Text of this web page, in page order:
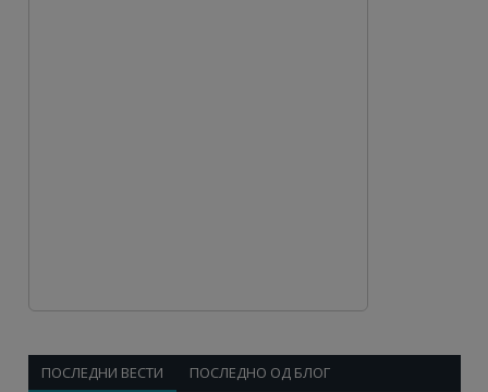
ПОСЛЕДНИ ВЕСТИ ПОСЛЕДНО ОД БЛОГ